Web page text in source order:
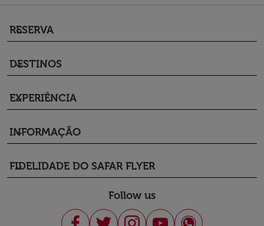
RESERVA
keyboard_arrow_down
DESTINOS
keyboard_arrow_down
EXPERIÊNCIA
keyboard_arrow_down
INFORMAÇÃO
keyboard_arrow_down
FIDELIDADE DO SAFAR FLYER
keyboard_arrow_down
Follow us